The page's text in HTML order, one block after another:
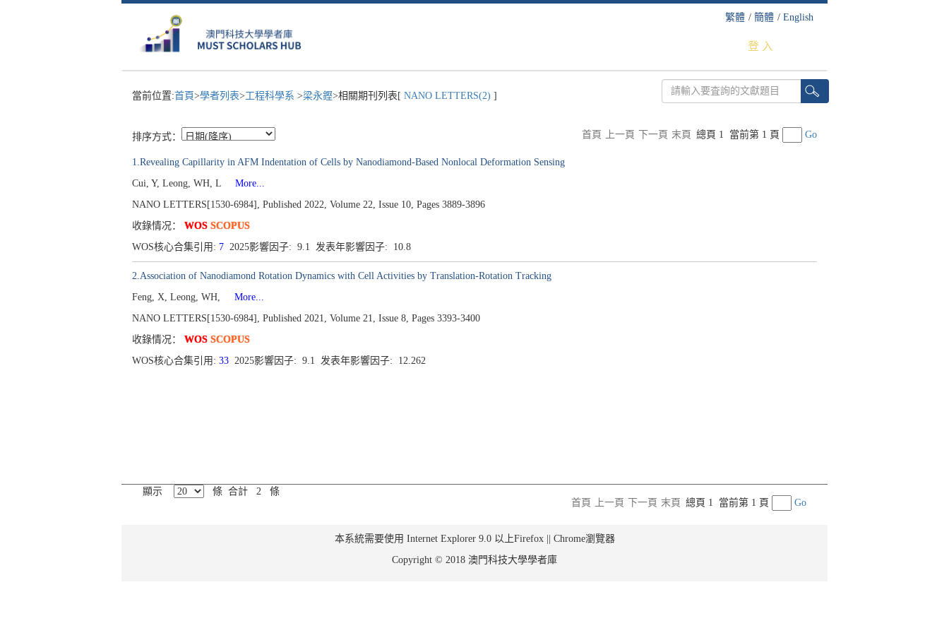
繁體 / 簡體 / English
登 入
當前位置:首頁>學者列表>工程科學系 >梁永鏗>相關期刊列表[ NANO LETTERS(2) ]
排序方式： 首頁 上一頁 下一頁 末頁 總頁 1 當前第 1 頁 Go
1.Revealing Capillarity in AFM Indentation of Cells by Nanodiamond-Based Nonlocal Deformation Sensing
Cui, Y, Leong, WH, L
More...
NANO LETTERS[1530-6984], Published 2022, Volume 22, Issue 10, Pages 3889-3896
收錄情况： WOS SCOPUS
WOS核心合集引用: 7 2025影響因子: 9.1 发表年影響因子: 10.8
2.Association of Nanodiamond Rotation Dynamics with Cell Activities by Translation-Rotation Tracking
Feng, X, Leong, WH,
More...
NANO LETTERS[1530-6984], Published 2021, Volume 21, Issue 8, Pages 3393-3400
收錄情况： WOS SCOPUS
WOS核心合集引用: 33 2025影響因子: 9.1 发表年影響因子: 12.262
顯示
條 合計 2 條
首頁
上一頁 下一頁 末頁 總頁 1 當前第 1 頁 Go
本系統需要使用 Internet Explorer 9.0 以上Firefox || Chrome瀏覽器
Copyright © 2018 澳門科技大學學者庫